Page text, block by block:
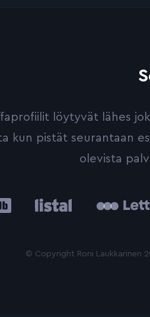
löytyvät lähes
kun pistät seurantaan
olevista
© Copyright Roni Laukkarinen